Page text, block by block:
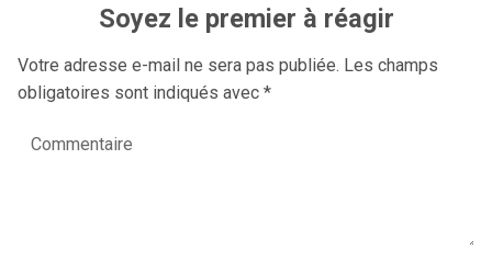
Soyez le premier à réagir
Votre adresse e-mail ne sera pas publiée. Les champs
obligatoires sont indiqués avec *
Commentaire